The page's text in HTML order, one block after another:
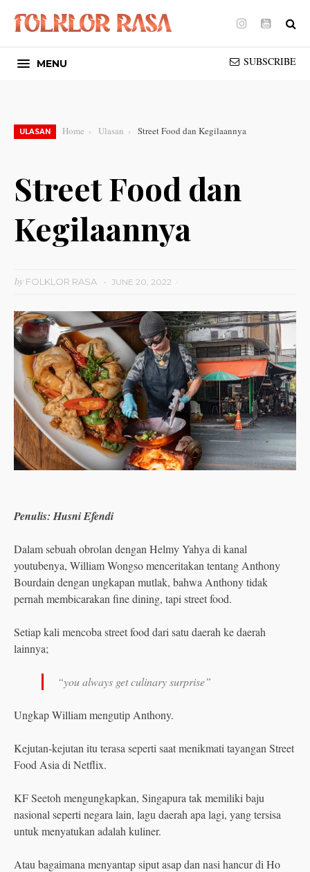
Instagram
Youtube
MENU SUBSCRIBE
ULASAN Home Ulasan Street Food dan Kegilaannya
Street Food dan
Kegilaannya
byFOLKLOR RASA JUNE 20, 2022
Penulis: Husni Efendi
Dalam sebuah obrolan dengan Helmy Yahya di kanal
youtubenya, William Wongso menceritakan tentang Anthony
Bourdain dengan ungkapan mutlak, bahwa Anthony tidak
pernah membicarakan fine dining, tapi street food.
Setiap kali mencoba street food dari satu daerah ke daerah
lainnya;
“you always get culinary surprise”
Ungkap William mengutip Anthony.
Kejutan-kejutan itu terasa seperti saat menikmati tayangan Street
Food Asia di Netflix.
KF Seetoh mengungkapkan, Singapura tak memiliki baju
nasional seperti negara lain, lagu daerah apa lagi, yang tersisa
untuk menyatukan adalah kuliner.
Atau bagaimana menyantap siput asap dan nasi hancur di Ho